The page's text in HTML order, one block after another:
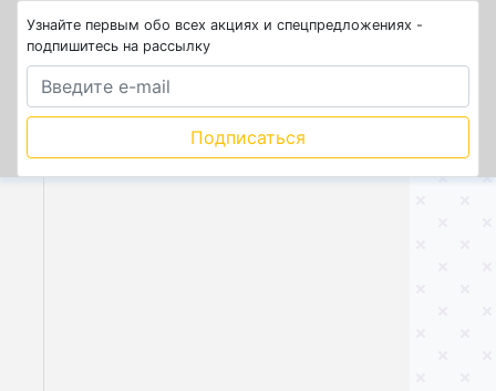
Узнайте первым обо всех акциях и спецпредложениях -
подпишитесь на рассылку